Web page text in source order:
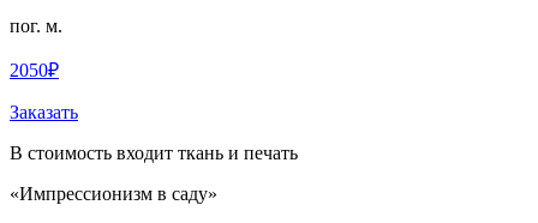
пог. м.
2050₽
Заказать
В стоимость входит ткань и печать
«Импрессионизм в саду»